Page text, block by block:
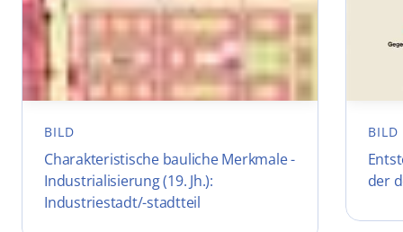
BILD
Charakteristische bauliche Merkmale -
Industrialisierung (19. Jh.):
Industriestadt/-stadtteil
BILD
der